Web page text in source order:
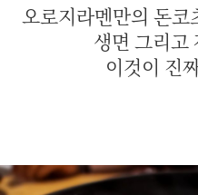
오로지라멘만의 돈코
생면 그리고
이것이 진